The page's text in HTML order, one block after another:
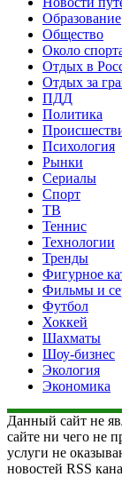
Образование
Общество
Около
Отдых в
Отдых за
ПДД
Политика
Психология
Рынки
Сериалы
Спорт
ТВ
Теннис
Технологии
Тренды
Фигурное
Фильмы и
Футбол
Хоккей
Шахматы
Шоу-бизнес
Экология
Экономика
Данный сайт не
сайте ни чего не
услуги не
новостей RSS